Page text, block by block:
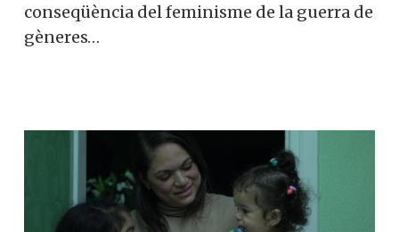
conseqüència del feminisme de la guerra de
gèneres…